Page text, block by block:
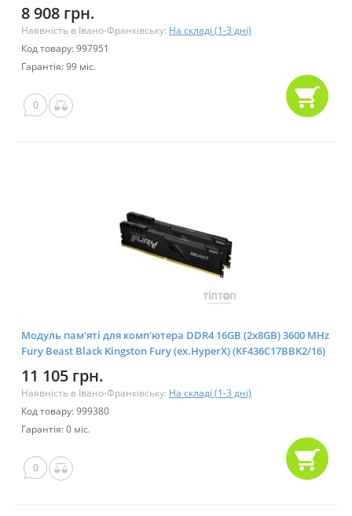
8 908 грн.
Наявність в Івано-Франківську: На складі (1-3 дні)
Код товару: 997951
Гарантія: 99 міс.
0
Модуль пам'яті для комп'ютера DDR4 16GB (2x8GB) 3600 MHz
Fury Beast Black Kingston Fury (ex.HyperX) (KF436C17BBK2/16)
11 105 грн.
Наявність в Івано-Франківську: На складі (1-3 дні)
Код товару: 999380
Гарантія: 0 міс.
0